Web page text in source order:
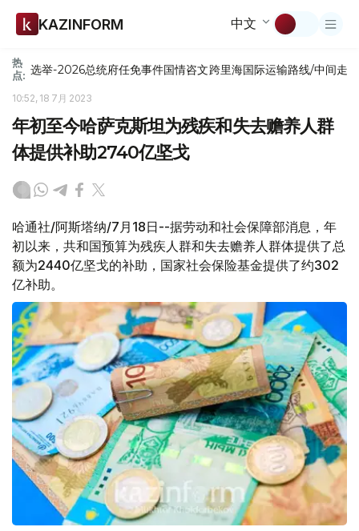
KAZINFORM 中文
热
点: 选举-2026总统府任免事件国情咨文跨里海国际运输路线/中间走廊
10:52, 18 7月 2023
年初至今哈萨克斯坦为残疾和失去赡养人群
体提供补助2740亿坚戈
哈通社/阿斯塔纳/7月18日--据劳动和社会保障部消息，年
初以来，共和国预算为残疾人群和失去赡养人群体提供了总
额为2440亿坚戈的补助，国家社会保险基金提供了约302
亿补助。